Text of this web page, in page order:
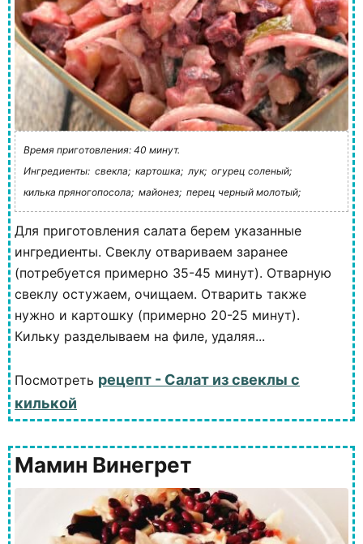
Время приготовления: 40 минут.
Ингредиенты: свекла; картошка; лук; огурец соленый;
килька пряногопосола; майонез; перец черный молотый;
Для приготовления салата берем указанные
ингредиенты. Свеклу отвариваем заранее
(потребуется примерно 35-45 минут). Отварную
свеклу остужаем, очищаем. Отварить также
нужно и картошку (примерно 20-25 минут).
Кильку разделываем на филе, удаляя...
Посмотреть рецепт - Салат из свеклы с
килькой
Мамин Винегрет